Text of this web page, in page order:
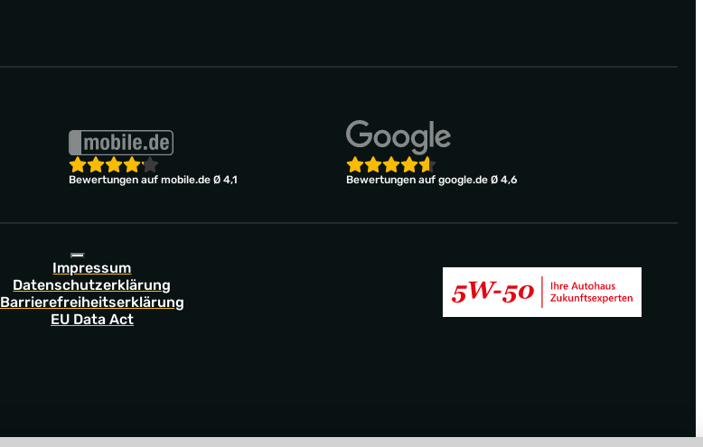
Bewertungen auf mobile.de Ø 4,1 Bewertungen auf google.de Ø 4,6
Impressum
Datenschutzerklärung
Barrierefreiheitserklärung
EU Data Act